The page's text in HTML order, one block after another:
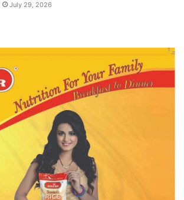
July 29, 2026